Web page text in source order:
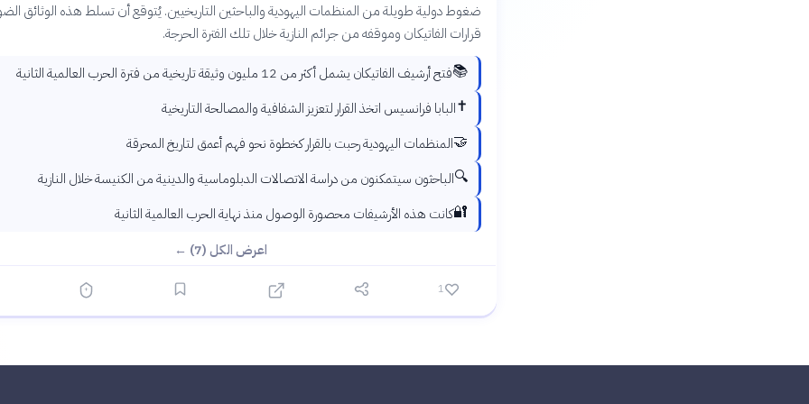
ضغوط دولية طويلة من المنظمات اليهودية والباحثين التاريخيين. يُتوقع أن تسلط هذه الوثائق
قرارات الفاتيكان وموقفه من جرائم النازية خلال تلك الفترة الحرجة.
📚فتح أرشيف الفاتيكان يشمل أكثر من 12 مليون وثيقة تاريخية من فترة الحرب العالمية الثانية
✝️البابا فرانسيس اتخذ القرار لتعزيز الشفافية والمصالحة التاريخية
🤝المنظمات اليهودية رحبت بالقرار كخطوة نحو فهم أعمق لتاريخ المحرقة
🔍الباحثون سيتمكنون من دراسة الاتصالات الدبلوماسية والدينية من الكنيسة خلال النازية
🔐كانت هذه الأرشيفات محصورة الوصول منذ نهاية الحرب العالمية الثانية
اعرض الكل (7) ←
1